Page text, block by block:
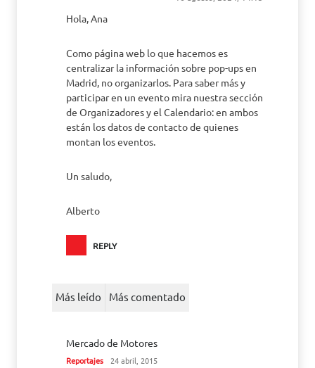
Hola, Ana
Como página web lo que hacemos es
centralizar la información sobre pop-ups en
Madrid, no organizarlos. Para saber más y
participar en un evento mira nuestra sección
de Organizadores y el Calendario: en ambos
están los datos de contacto de quienes
montan los eventos.
Un saludo,
Alberto
REPLY
Más leído Más comentado
Mercado de Motores
Reportajes 24 abril, 2015